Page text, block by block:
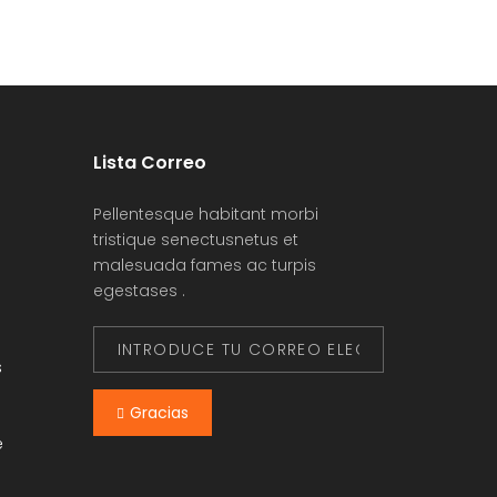
Lista Correo
Pellentesque habitant morbi
tristique senectusnetus et
malesuada fames ac turpis
egestases .
Gracias